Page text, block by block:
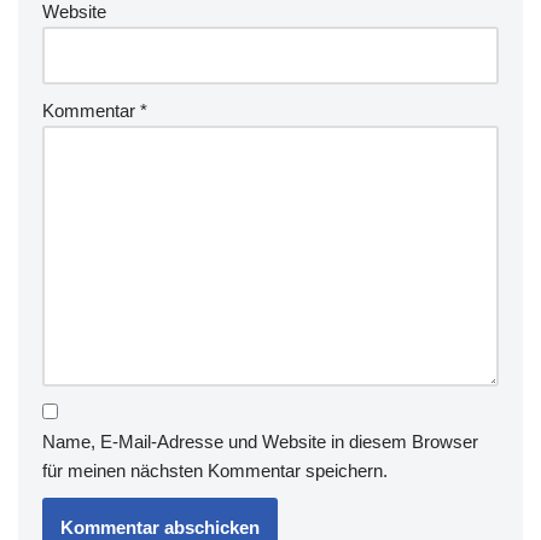
Website
Kommentar *
Name, E-Mail-Adresse und Website in diesem Browser
für meinen nächsten Kommentar speichern.